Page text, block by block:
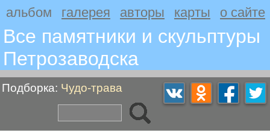
альбом галерея авторы карты о сайте
Все памятники и скульптуры
Петрозаводскa
Подборка: Чудо-трава